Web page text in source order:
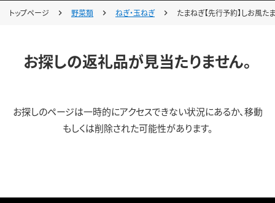
トップページ 野菜類 ねぎ・玉ねぎ たまねぎ【先行予約】しお風
お探しの返礼品が見当たりません。
お探しのページは一時的にアクセスできない状況にあるか、移動
もしくは削除された可能性があります。